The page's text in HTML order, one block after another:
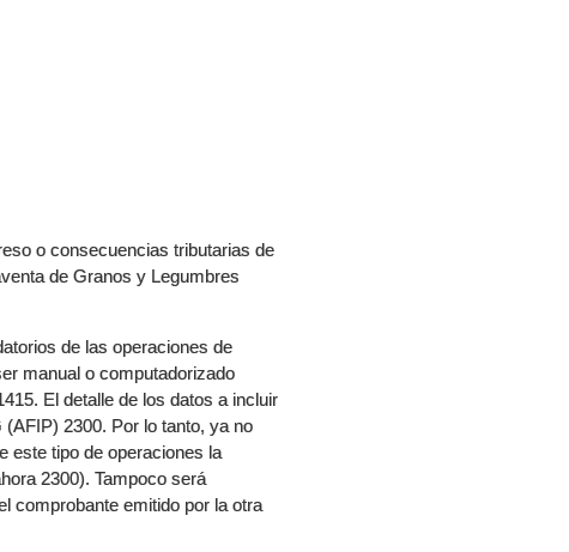
o consecuencias tributarias de
de Granos y Legumbres
de las operaciones de
manual o computadorizado
El detalle de los datos a incluir
2300. Por lo tanto, ya no
este tipo de operaciones la
2300). Tampoco será
comprobante emitido por la otra